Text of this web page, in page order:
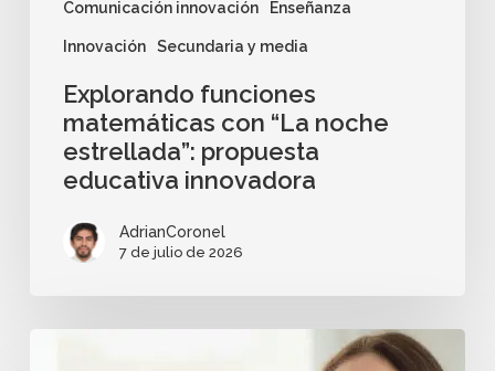
Comunicación innovación Enseñanza
Innovación Secundaria y media
Explorando funciones
matemáticas con “La noche
estrellada”: propuesta
educativa innovadora
AdrianCoronel
7 de julio de 2026